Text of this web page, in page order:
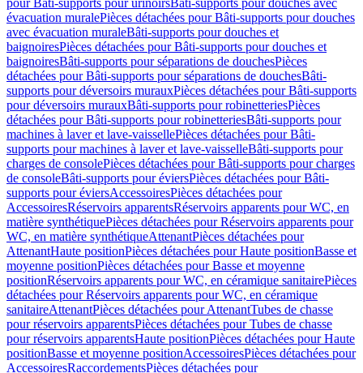
pour Bâti-supports pour urinoirsBâti-supports pour douches avec
évacuation muralePièces détachées pour Bâti-supports pour douches
avec évacuation muraleBâti-supports pour douches et
baignoiresPièces détachées pour Bâti-supports pour douches et
baignoiresBâti-supports pour séparations de douchesPièces
détachées pour Bâti-supports pour séparations de douchesBâti-
supports pour déversoirs murauxPièces détachées pour Bâti-supports
pour déversoirs murauxBâti-supports pour robinetteriesPièces
détachées pour Bâti-supports pour robinetteriesBâti-supports pour
machines à laver et lave-vaissellePièces détachées pour Bâti-
supports pour machines à laver et lave-vaisselleBâti-supports pour
charges de consolePièces détachées pour Bâti-supports pour charges
de consoleBâti-supports pour éviersPièces détachées pour Bâti-
supports pour éviersAccessoiresPièces détachées pour
AccessoiresRéservoirs apparentsRéservoirs apparents pour WC, en
matière synthétiquePièces détachées pour Réservoirs apparents pour
WC, en matière synthétiqueAttenantPièces détachées pour
AttenantHaute positionPièces détachées pour Haute positionBasse et
moyenne positionPièces détachées pour Basse et moyenne
positionRéservoirs apparents pour WC, en céramique sanitairePièces
détachées pour Réservoirs apparents pour WC, en céramique
sanitaireAttenantPièces détachées pour AttenantTubes de chasse
pour réservoirs apparentsPièces détachées pour Tubes de chasse
pour réservoirs apparentsHaute positionPièces détachées pour Haute
positionBasse et moyenne positionAccessoiresPièces détachées pour
AccessoiresRaccordementsPièces détachées pour